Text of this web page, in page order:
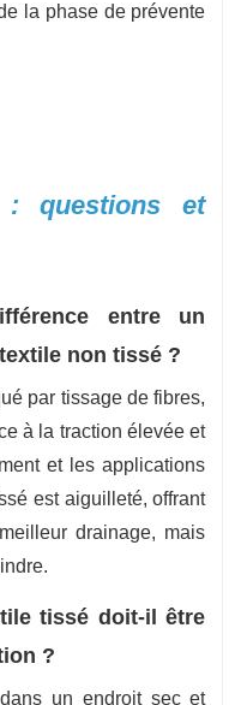
la phase de prévente
: questions et
entre un
non tissé ?
par tissage de fibres,
à la traction élevée et
et les applications
est aiguilleté, offrant
drainage, mais
tissé doit-il être
?
un endroit sec et